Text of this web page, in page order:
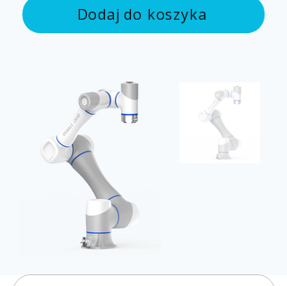
Dodaj do koszyka